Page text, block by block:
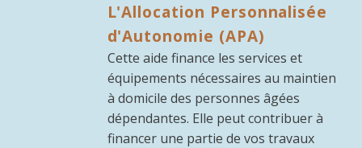
L'Allocation Personnalisée
d'Autonomie (APA)
Cette aide finance les services et
équipements nécessaires au maintien
à domicile des personnes âgées
dépendantes. Elle peut contribuer à
financer une partie de vos travaux